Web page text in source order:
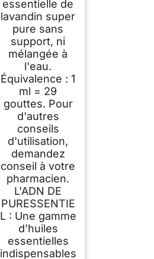
essentielle de
lavandin super
pure sans
support, ni
mélangée à
l'eau.
Équivalence : 1
ml = 29
gouttes. Pour
d'autres
conseils
d'utilisation,
demandez
conseil à votre
pharmacien.
L'ADN DE
PURESSENTIE
L : Une gamme
d'huiles
essentielles
indispensables